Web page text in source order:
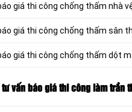
giá thi công chống thấm nhà
giá thi công chống thấm sân
giá thi công chống thấm dột
vấn báo giá thi công làm trần